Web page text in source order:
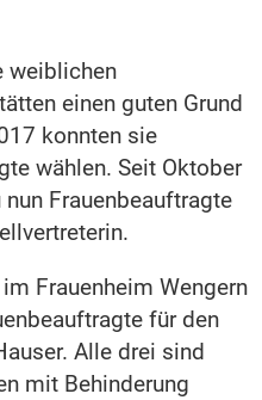
weiblichen
einen guten Grund
konnten sie
wählen. Seit Oktober
Frauenbeauftragte
Frauenheim Wengern
für den
Alle drei sind
mit Behinderung